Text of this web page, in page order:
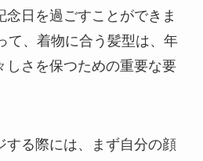
念日を過ごすことができま
て、着物に合う髪型は、年
しさを保つための重要な要
する際には、まず自分の顔